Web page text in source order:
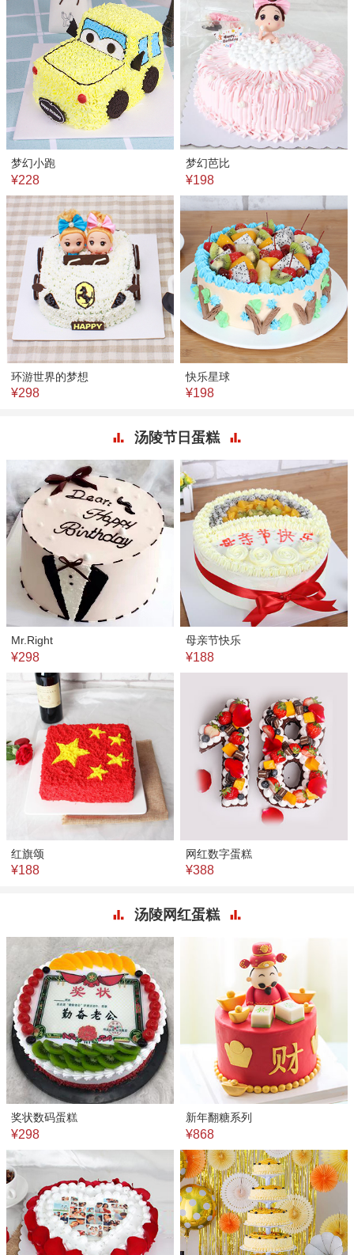
梦幻小跑
¥228
梦幻芭比
¥198
环游世界的梦想
¥298
快乐星球
¥198
汤陵节日蛋糕
Mr.Right
¥298
母亲节快乐
¥188
红旗颂
¥188
网红数字蛋糕
¥388
汤陵网红蛋糕
奖状数码蛋糕
¥298
新年翻糖系列
¥868